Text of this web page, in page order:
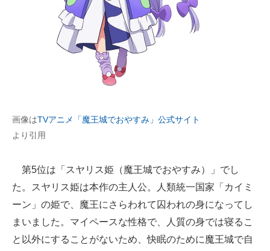
画像はTVアニメ「魔王城でおやすみ」公式サイト
より引用
第5位は「スヤリス姫（魔王城でおやすみ）」でし
た。スヤリス姫は本作の主人公。人類統一国家「カイミ
ーン」の姫で、魔王にさらわれて囚われの身になってし
まいました。マイペースな性格で、人質の身では寝るこ
と以外にすることがないため、快眠のために魔王城で自